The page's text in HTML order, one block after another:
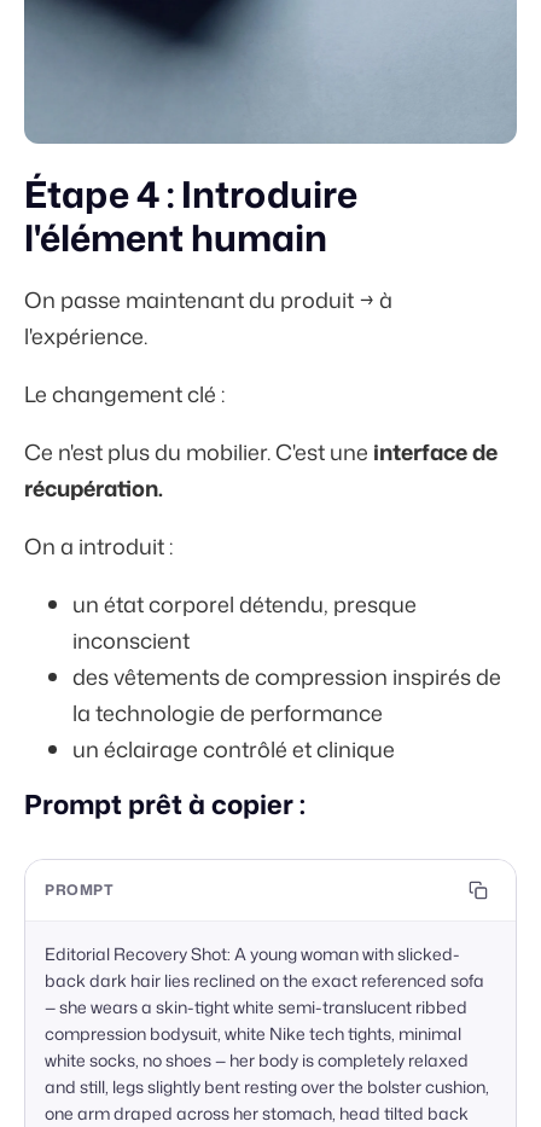
Étape 4 : Introduire
l'élément humain
On passe maintenant du produit → à
l'expérience.
Le changement clé :
Ce n'est plus du mobilier. C'est une interface de
récupération.
On a introduit :
un état corporel détendu, presque
inconscient
des vêtements de compression inspirés de
la technologie de performance
un éclairage contrôlé et clinique
Prompt prêt à copier :
PROMPT
Editorial Recovery Shot: A young woman with slicked-
back dark hair lies reclined on the exact referenced sofa
— she wears a skin-tight white semi-translucent ribbed
compression bodysuit, white Nike tech tights, minimal
white socks, no shoes — her body is completely relaxed
and still, legs slightly bent resting over the bolster cushion,
one arm draped across her stomach, head tilted back